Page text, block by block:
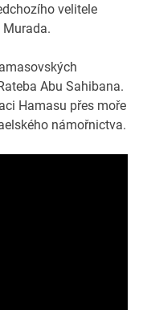
velitele
Abu Sahibana.
Hamasu přes moře
námořnictva.